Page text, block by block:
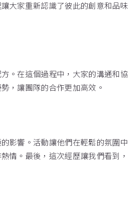
大家重新認識了彼此的創意和品
。在這個過程中，大家的溝通和
，讓團隊的合作更加高效。
影響。活動讓他們在輕鬆的氛圍
情。最後，這次經歷讓我們看到